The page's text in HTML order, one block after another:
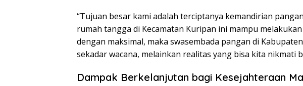
“Tujuan besar kami adalah terciptanya kemandirian
rumah tangga di Kecamatan Kuripan ini mampu
dengan maksimal, maka swasembada pangan di
sekadar wacana, melainkan realitas yang bisa kita nikmati
Dampak Berkelanjutan bagi Kesejahteraan